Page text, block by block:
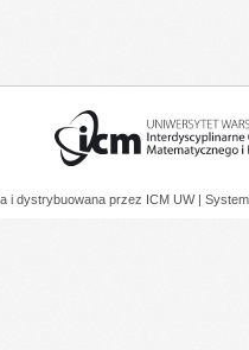
i dystrybuowana przez ICM UW |